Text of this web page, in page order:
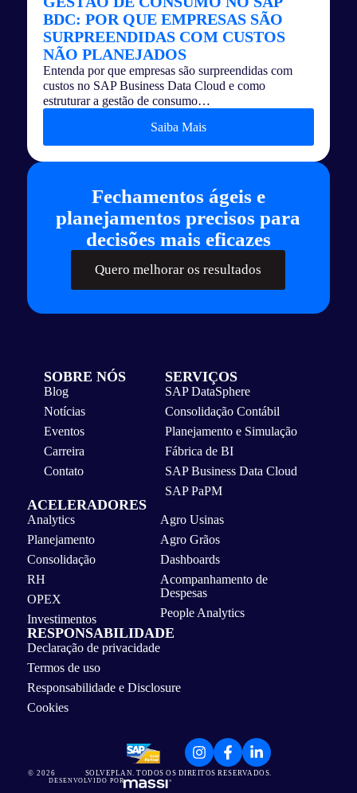
BDC: POR QUE EMPRESAS SÃO
SURPREENDIDAS COM CUSTOS
NÃO PLANEJADOS
Entenda por que empresas são surpreendidas com
custos no SAP Business Data Cloud e como
estruturar a gestão de consumo…
Saiba Mais
Fechamentos ágeis e
planejamentos precisos para
decisões mais eficazes
Quero melhorar os resultados
SOBRE NÓS
Blog
Notícias
Eventos
Carreira
Contato
SERVIÇOS
SAP DataSphere
Consolidação Contábil
Planejamento e Simulação
Fábrica de BI
SAP Business Data Cloud
SAP PaPM
ACELERADORES
Analytics
Planejamento
Consolidação
RH
OPEX
Investimentos
Agro Usinas
Agro Grãos
Dashboards
Acompanhamento de
Despesas
People Analytics
RESPONSABILIDADE
Declaração de privacidade
Termos de uso
Responsabilidade e Disclosure
Cookies
DESENVOLVIDO POR
© 2026 SOLVEPLAN. TODOS OS DIREITOS RESERVADOS.